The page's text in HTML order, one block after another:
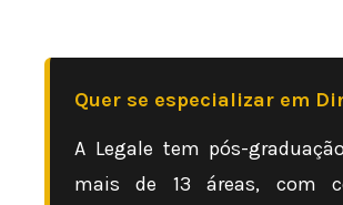
Quer se especializar em
A Legale tem pós-
mais de 13 áreas, com